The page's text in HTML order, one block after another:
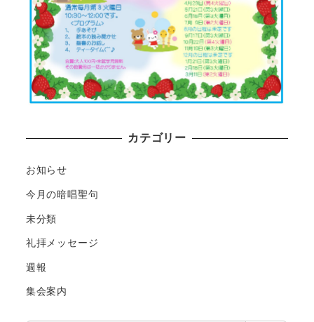
カテゴリー
お知らせ
今月の暗唱聖句
未分類
礼拝メッセージ
週報
集会案内